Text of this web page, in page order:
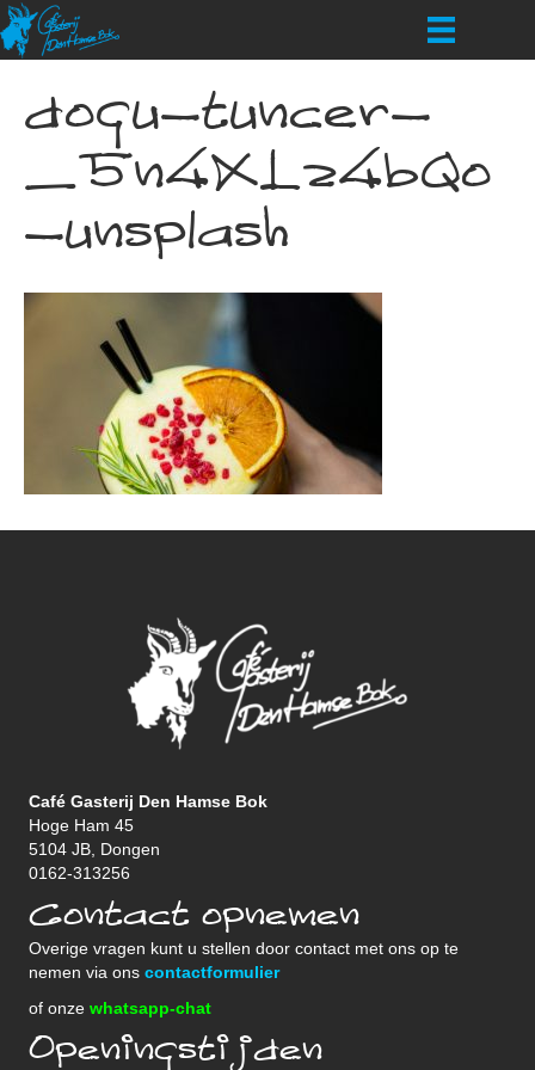
dogu-tuncer-
_5n4XLz4bQo
-unsplash
Café Gasterij Den Hamse Bok
Hoge Ham 45
5104 JB, Dongen
0162-313256
Contact opnemen
Overige vragen kunt u stellen door contact met ons op te
nemen via ons contactformulier
of onze whatsapp-chat
Openingstijden